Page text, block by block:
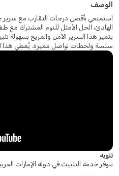
الوصف
استمتعي بأقصى درجات التقارب مع سرير
الهادئ، الحل الأمثل للنوم المشترك
يتميز هذا السرير الآمن والمريح بسهولة
سلسة ولحظات تواصل مميزة. يُعطي هذا
س: ما هو الوزن والطول الدقيقان للمنتج؟
ج: يزن سرير الأطفال 8.39 كجم ويبلغ طوله 68 سم.
تنويه
تتوفر خدمة التثبيت في دولة الإمارات